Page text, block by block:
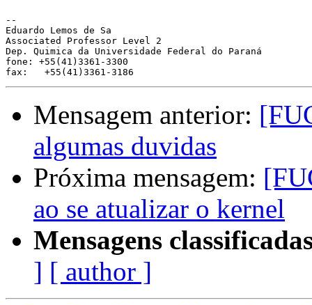
--
Eduardo Lemos de Sa
Associated Professor Level 2
Dep. Quimica da Universidade Federal do Paraná
fone: +55(41)3361-3300
Mensagem anterior:
algumas duvidas
Próxima mensagem:
ao se atualizar o kernel
Mensagens
] [ author ]